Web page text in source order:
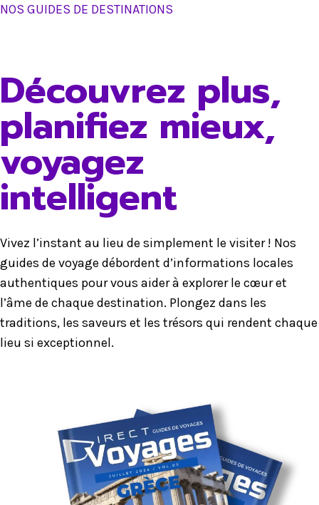
NOS GUIDES DE DESTINATIONS
Découvrez plus,
planifiez mieux,
voyagez
intelligent
Vivez l’instant au lieu de simplement le visiter ! Nos
guides de voyage débordent d’informations locales
authentiques pour vous aider à explorer le cœur et
l’âme de chaque destination. Plongez dans les
traditions, les saveurs et les trésors qui rendent chaque
lieu si exceptionnel.